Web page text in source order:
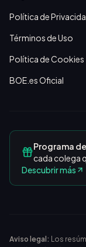
Política de
Términos de Uso
Política de Cookies
BOE.es Oficial
Programa
cada colega
Descubrir más
Aviso legal: Los